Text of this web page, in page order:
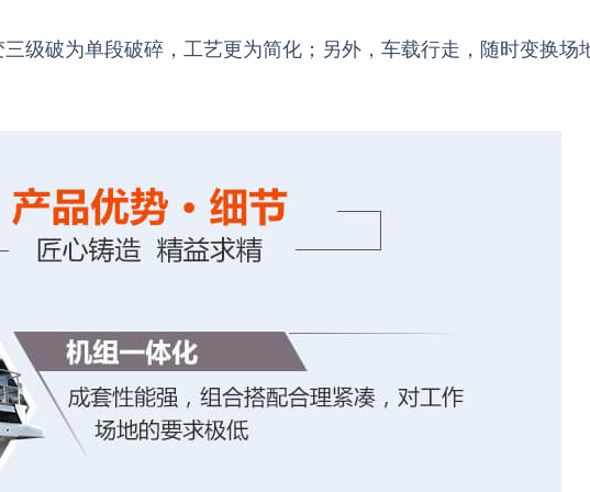
级破为单段破碎，工艺更为简化；另外，车载行走，随时变换场